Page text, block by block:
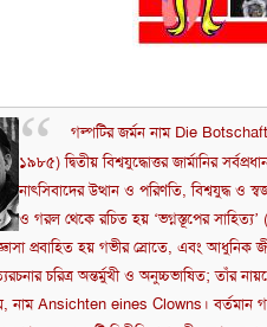
গল্পটির জর্মন নাম Die
১৯৮৫) দ্বিতীয় বিশ্বযুদ্ধোত্তর জার্মানির
নাৎসিবাদের উত্থান ও পরিণতি, বিশ্বযুদ্ধ ও
ও গরল থেকে রচিত হয় ‘ভগ্নস্তূপের
প্রবাহিত হয় গভীর স্রোতে, এবং আধুনিক
চরিত্র অন্তর্মুখী ও অনুচ্চভাষিত; তাঁর
নাম Ansichten eines Clowns।বর্তমান